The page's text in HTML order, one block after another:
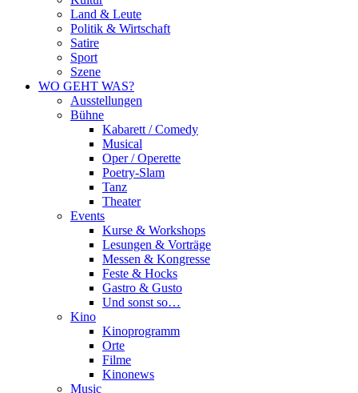
Land & Leute
Politik & Wirtschaft
Satire
Sport
Szene
WO GEHT WAS?
Ausstellungen
Bühne
Kabarett / Comedy
Musical
Oper / Operette
Poetry-Slam
Tanz
Theater
Events
Kurse & Workshops
Lesungen & Vorträge
Messen & Kongresse
Feste & Hocks
Gastro & Gusto
Und sonst so…
Kino
Kinoprogramm
Orte
Filme
Kinonews
Music